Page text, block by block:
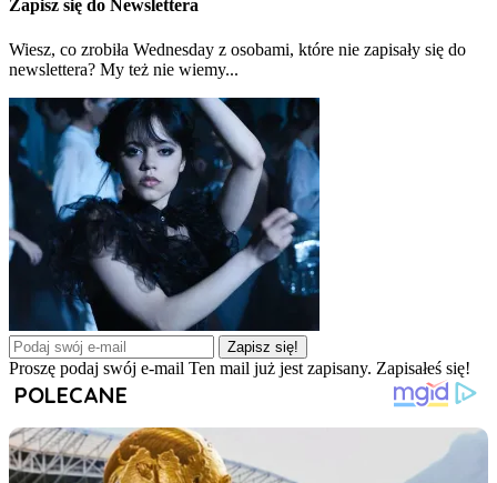
Zapisz się do Newslettera
Wiesz, co zrobiła Wednesday z osobami, które nie zapisały się do
newslettera? My też nie wiemy...
Zapisz się!
Proszę podaj swój e-mail Ten mail już jest zapisany. Zapisałeś się!